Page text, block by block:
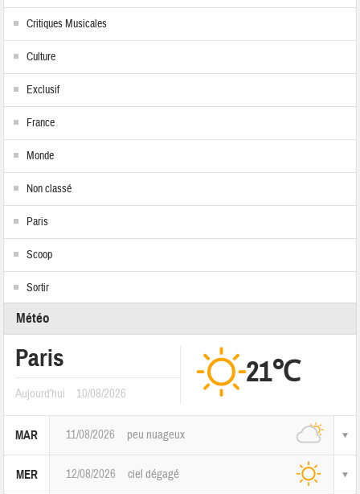
Critiques Musicales
Culture
Exclusif
France
Monde
Non classé
Paris
Scoop
Sortir
Météo
Paris
Aujourd'hui 10/08/2026
21℃
MAR 11/08/2026 peu nuageux
MER 12/08/2026 ciel dégagé